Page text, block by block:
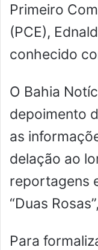
Primeiro
(PCE),
conhecido
O Bahia
depoimento
as
delação ao
reportagens
“Duas
Para